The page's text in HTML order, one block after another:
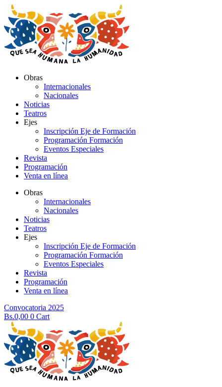
al
contenido
Obras
Internacionales
Nacionales
Noticias
Teatros
Ejes
Inscripción Eje de Formación
Programación Formación
Eventos Especiales
Revista
Programación
Venta en línea
Obras
Internacionales
Nacionales
Noticias
Teatros
Ejes
Inscripción Eje de Formación
Programación Formación
Eventos Especiales
Revista
Programación
Venta en línea
Convocatoria 2025
Bs.0,00 0 Cart